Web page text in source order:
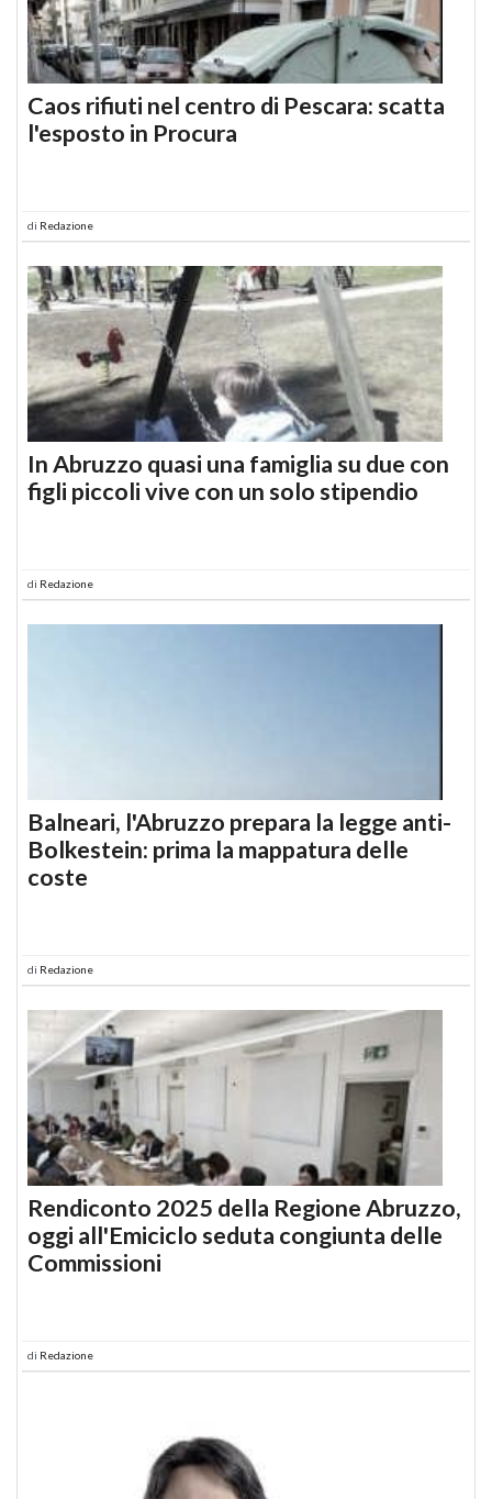
Caos rifiuti nel centro di Pescara: scatta
l'esposto in Procura
di Redazione
In Abruzzo quasi una famiglia su due con
figli piccoli vive con un solo stipendio
di Redazione
Balneari, l'Abruzzo prepara la legge anti-
Bolkestein: prima la mappatura delle
coste
di Redazione
Rendiconto 2025 della Regione Abruzzo,
oggi all'Emiciclo seduta congiunta delle
Commissioni
di Redazione